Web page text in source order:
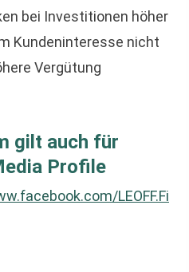
bei Investitionen höher
Kundeninteresse nicht
Vergütung
gilt auch für
Profile
LEOFF.Fi